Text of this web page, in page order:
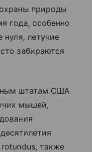
природы
года, особенно
нуля, летучие
забираются
штатам США
мышей,
также